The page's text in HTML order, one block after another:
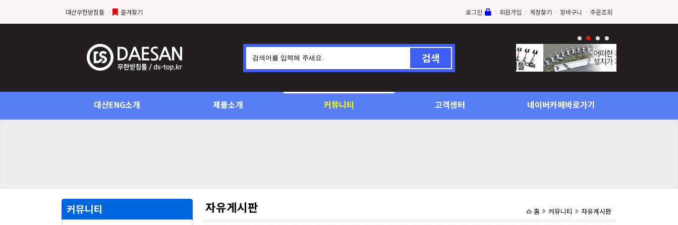
대산무한받침틀 즐겨찾기 로그인 회원가입 계정찾기 장바구니 주문조회
검색
대산ENG소개 제품소개 커뮤니티 고객센터 네이버카페바로가기
자유게시판 홈 커뮤니티 자유게시판
커뮤니티